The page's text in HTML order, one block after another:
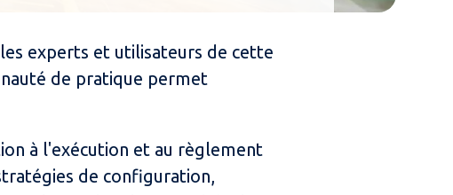
experts et utilisateurs de cette
de pratique permet
à l'exécution et au règlement
de configuration,